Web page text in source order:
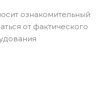
ознакомительный
от фактического